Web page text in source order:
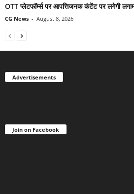
OTT प्लेटफॉर्म्स पर आपत्तिजनक कंटेंट पर लगेगी
CG News - August 8, 2026
Advertisements
Join on Facebook